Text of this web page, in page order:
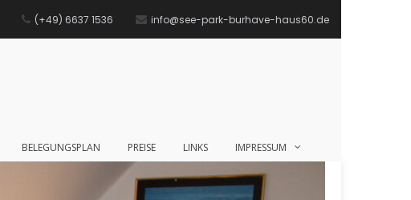
(+49) 6637 1536 info@see-park-burhave-haus60.de
BELEGUNGSPLAN PREISE LINKS IMPRESSUM